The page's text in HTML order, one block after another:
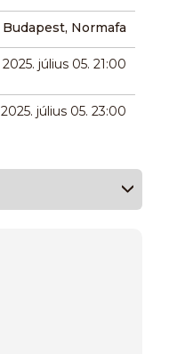
Budapest, Normafa
2025. július 05. 21:00
2025. július 05. 23:00